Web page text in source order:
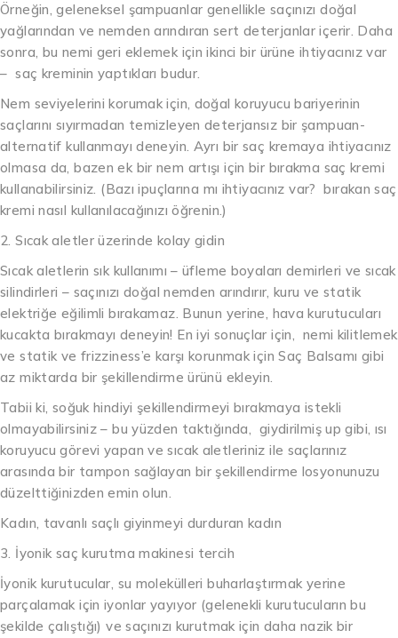
Örneğin, geleneksel şampuanlar genellikle saçınızı doğal
yağlarından ve nemden arındıran sert deterjanlar içerir. Daha
sonra, bu nemi geri eklemek için ikinci bir ürüne ihtiyacınız var
– saç kreminin yaptıkları budur.
Nem seviyelerini korumak için, doğal koruyucu bariyerinin
saçlarını sıyırmadan temizleyen deterjansız bir şampuan-
alternatif kullanmayı deneyin. Ayrı bir saç kremaya ihtiyacınız
olmasa da, bazen ek bir nem artışı için bir bırakma saç kremi
kullanabilirsiniz. (Bazı ipuçlarına mı ihtiyacınız var? bırakan saç
kremi nasıl kullanılacağınızı öğrenin.)
2. Sıcak aletler üzerinde kolay gidin
Sıcak aletlerin sık kullanımı – üfleme boyaları demirleri ve sıcak
silindirleri – saçınızı doğal nemden arındırır, kuru ve statik
elektriğe eğilimli bırakamaz. Bunun yerine, hava kurutucuları
kucakta bırakmayı deneyin! En iyi sonuçlar için, nemi kilitlemek
ve statik ve frizziness’e karşı korunmak için Saç Balsamı gibi
az miktarda bir şekillendirme ürünü ekleyin.
Tabii ki, soğuk hindiyi şekillendirmeyi bırakmaya istekli
olmayabilirsiniz – bu yüzden taktığında, giydirilmiş up gibi, ısı
koruyucu görevi yapan ve sıcak aletleriniz ile saçlarınız
arasında bir tampon sağlayan bir şekillendirme losyonunuzu
düzelttiğinizden emin olun.
Kadın, tavanlı saçlı giyinmeyi durduran kadın
3. İyonik saç kurutma makinesi tercih
İyonik kurutucular, su molekülleri buharlaştırmak yerine
parçalamak için iyonlar yayıyor (gelenekli kurutucuların bu
şekilde çalıştığı) ve saçınızı kurutmak için daha nazik bir